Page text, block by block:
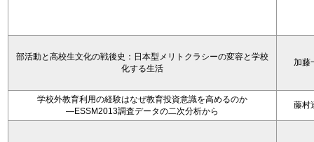
部活動と高校生文化の戦後史：日本型メリトクラシーの変容と学校
化する生活
加藤
学校外教育利用の経験はなぜ教育投資意識を高めるのか
―ESSM2013調査データの二次分析から
藤村